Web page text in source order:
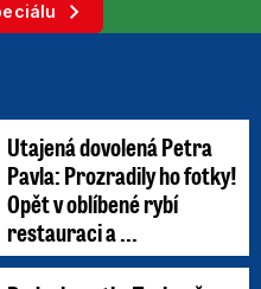
Utajená dovolená Petra
Pavla: Prozradily ho fotky!
Opět v oblíbené rybí
restauraci a ...